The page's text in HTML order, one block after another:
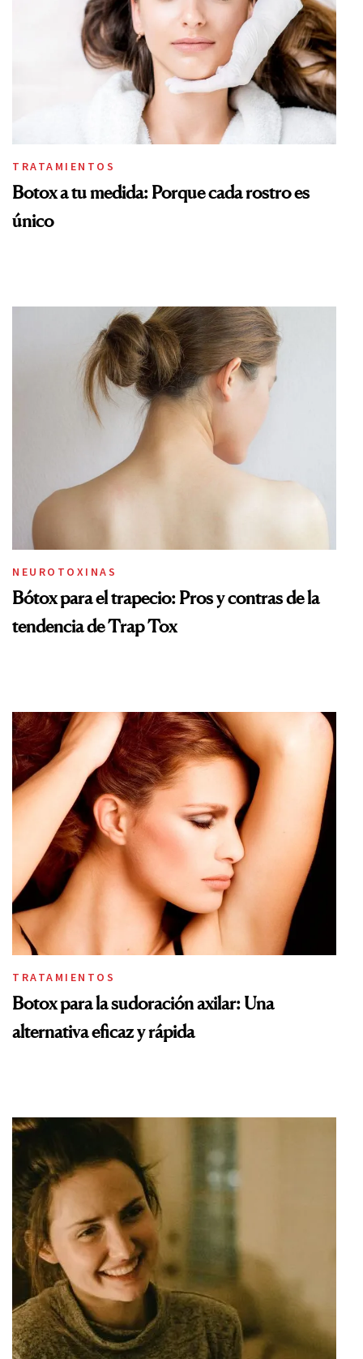
TRATAMIENTOS
Botox a tu medida: Porque cada rostro es
único
NEUROTOXINAS
Bótox para el trapecio: Pros y contras de la
tendencia de Trap Tox
TRATAMIENTOS
Botox para la sudoración axilar: Una
alternativa eficaz y rápida